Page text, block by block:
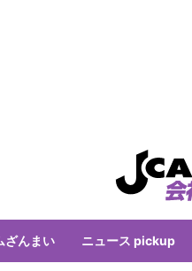
ざんまい ニュース pickup